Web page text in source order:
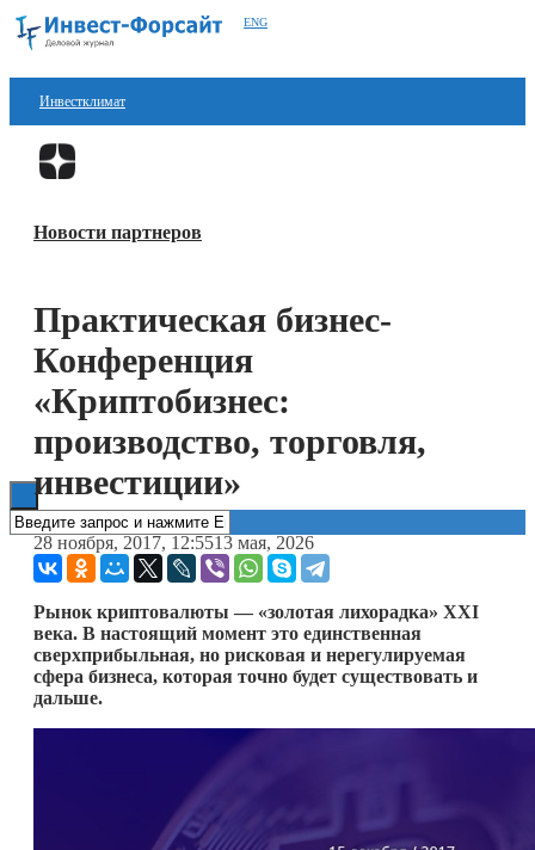
ENG
Инвестклимат
Финансы
Блокчейн
Технологии
ESG
Книги
Новости партнеров
Практическая бизнес-
Конференция
«Криптобизнес:
производство, торговля,
инвестиции»
28 ноября, 2017, 12:5513 мая, 2026
Рынок криптовалюты — «золотая лихорадка» XXI
века. В настоящий момент это единственная
сверхприбыльная, но рисковая и нерегулируемая
сфера бизнеса, которая точно будет существовать и
дальше.